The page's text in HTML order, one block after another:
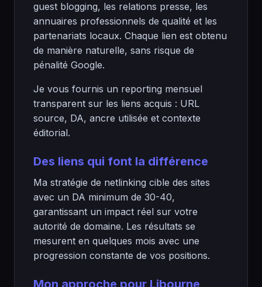
guest blogging, les relations presse, les
annuaires professionnels de qualité et les
partenariats locaux. Chaque lien est obtenu
de manière naturelle, sans risque de
pénalité Google.
Je vous fournis un reporting mensuel
transparent sur les liens acquis : URL
source, DA, ancre utilisée et contexte
éditorial.
Des liens qui font la différence
Ma stratégie de netlinking cible des sites
avec un DA minimum de 30-40,
garantissant un impact réel sur votre
autorité de domaine. Les résultats se
mesurent en quelques mois avec une
progression constante de vos positions.
Mon approche pour Libourne